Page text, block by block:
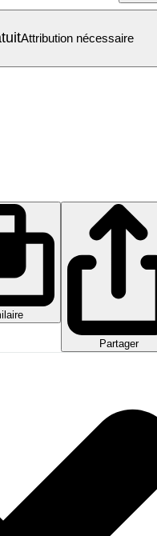
Attribution nécessaire
Partager